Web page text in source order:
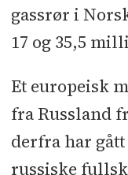
gassrør i
17 og 35,5
Et europeisk
fra Russland
derfra har
russiske